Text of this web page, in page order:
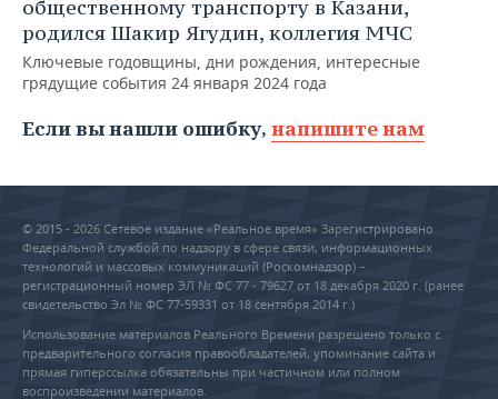
общественному транспорту в Казани,
родился Шакир Ягудин, коллегия МЧС
Ключевые годовщины, дни рождения, интересные
грядущие события 24 января 2024 года
Если вы нашли ошибку, напишите нам
© 2015 - 2026 Сетевое издание «Реальное время» Зарегистрировано
Федеральной службой по надзору в сфере связи, информационных
технологий и массовых коммуникаций (Роскомнадзор) –
регистрационный номер ЭЛ № ФС 77 - 79627 от 18 декабря 2020 г. (ранее
свидетельство Эл № ФС 77-59331 от 18 сентября 2014 г.)
Использование материалов Реального Времени разрешено только с
предварительного согласия правообладателей, упоминание сайта и
прямая гиперссылка обязательны при частичном или полном
воспроизведении материалов.